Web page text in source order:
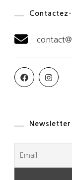
Contactez-
Newsletter